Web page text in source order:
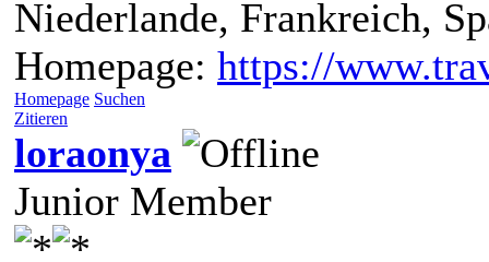
Niederlande, Frankreich,
Homepage: https://
Homepage Suchen
Zitieren
loraonya
Junior Member